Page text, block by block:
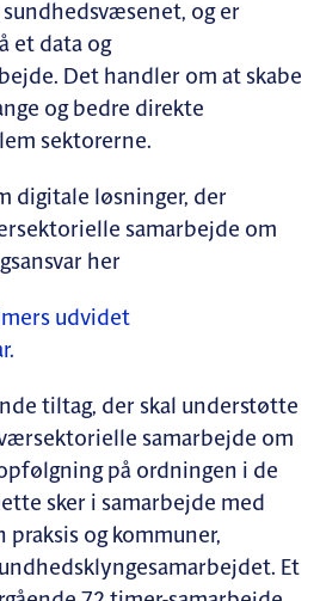
og er
et data og
Det handler om at skabe
og bedre direkte
sektorerne.
digitale løsninger, der
samarbejde om
her
udvidet
tiltag, der skal understøtte
samarbejde om
på ordningen i de
sker i samarbejde med
praksis og kommuner,
Et